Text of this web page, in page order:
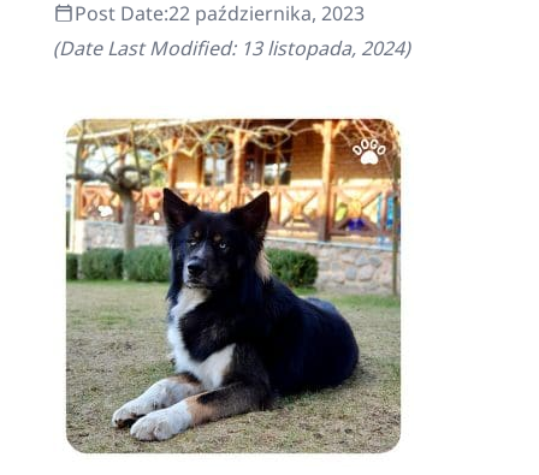
Post Date:22 października, 2023
(Date Last Modified: 13 listopada, 2024)